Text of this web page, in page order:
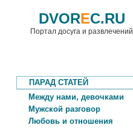
DVOREC.RU
Портал досуга и развлечений
ПАРАД СТАТЕЙ
Между нами, девочками
Мужской разговор
Любовь и отношения